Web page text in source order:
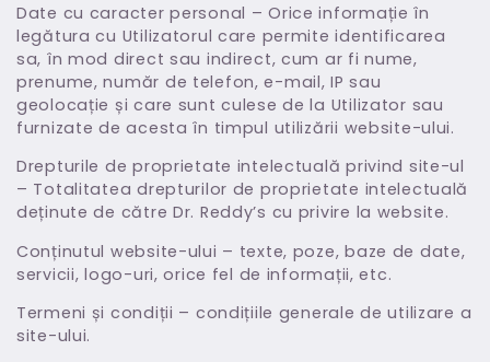
Date cu caracter personal – Orice informație în
legătura cu Utilizatorul care permite identificarea
sa, în mod direct sau indirect, cum ar fi nume,
prenume, număr de telefon, e-mail, IP sau
geolocație și care sunt culese de la Utilizator sau
furnizate de acesta în timpul utilizării website-ului.
Drepturile de proprietate intelectuală privind site-ul
– Totalitatea drepturilor de proprietate intelectuală
deținute de către Dr. Reddy’s cu privire la website.
Conținutul website-ului – texte, poze, baze de date,
servicii, logo-uri, orice fel de informații, etc.
Termeni și condiții – condițiile generale de utilizare a
site-ului.